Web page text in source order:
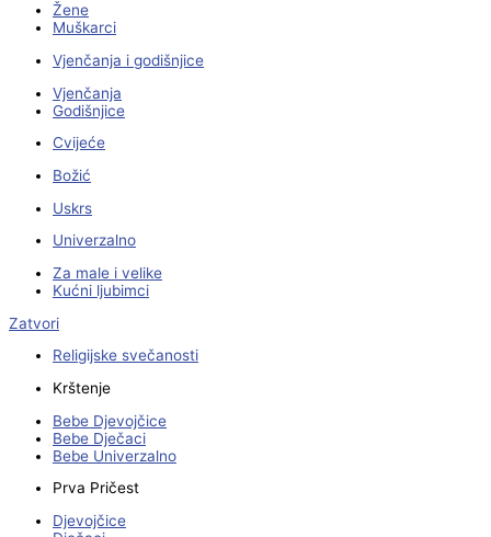
Žene
Muškarci
Vjenčanja i godišnjice
Vjenčanja
Godišnjice
Cvijeće
Božić
Uskrs
Univerzalno
Za male i velike
Kućni ljubimci
Zatvori
Religijske svečanosti
Krštenje
Bebe Djevojčice
Bebe Dječaci
Bebe Univerzalno
Prva Pričest
Djevojčice